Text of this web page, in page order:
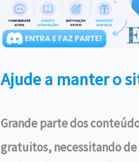
Ajude a manter o
Grande parte dos
gratuitos, necessitando